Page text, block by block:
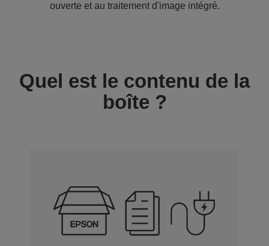
ouverte et au traitement d'image intégré.
Quel est le contenu de la
boîte ?